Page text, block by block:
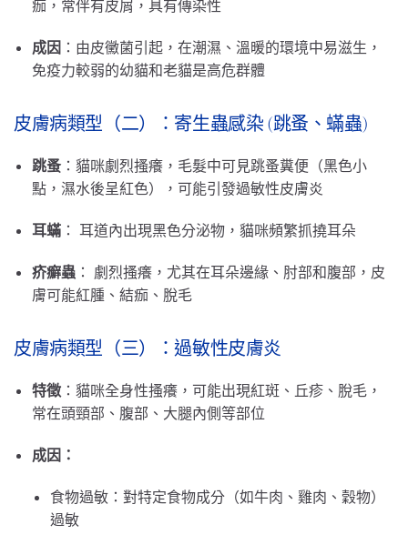
痂，常伴有皮屑，具有傳染性
成因 ：由皮黴菌引起，在潮濕、溫暖的環境中易滋生，
免疫力較弱的幼貓和老貓是高危群體
皮膚病類型（二）：寄生蟲感染 (跳蚤、蟎蟲)
跳蚤 ：貓咪劇烈搔癢，毛髮中可見跳蚤糞便（黑色小
點，濕水後呈紅色），可能引發過敏性皮膚炎
耳蟎 ： 耳道內出現黑色分泌物，貓咪頻繁抓撓耳朵
疥癬蟲 ： 劇烈搔癢，尤其在耳朵邊緣、肘部和腹部，皮
膚可能紅腫、結痂、脫毛
皮膚病類型（三）：過敏性皮膚炎
特徵 ：貓咪全身性搔癢，可能出現紅斑、丘疹、脫毛，
常在頭頸部、腹部、大腿內側等部位
成因：
食物過敏：對特定食物成分（如牛肉、雞肉、穀物）
過敏